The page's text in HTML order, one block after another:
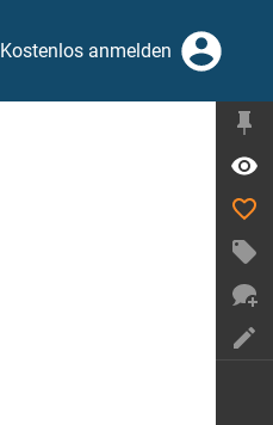
Kostenlos anmelden